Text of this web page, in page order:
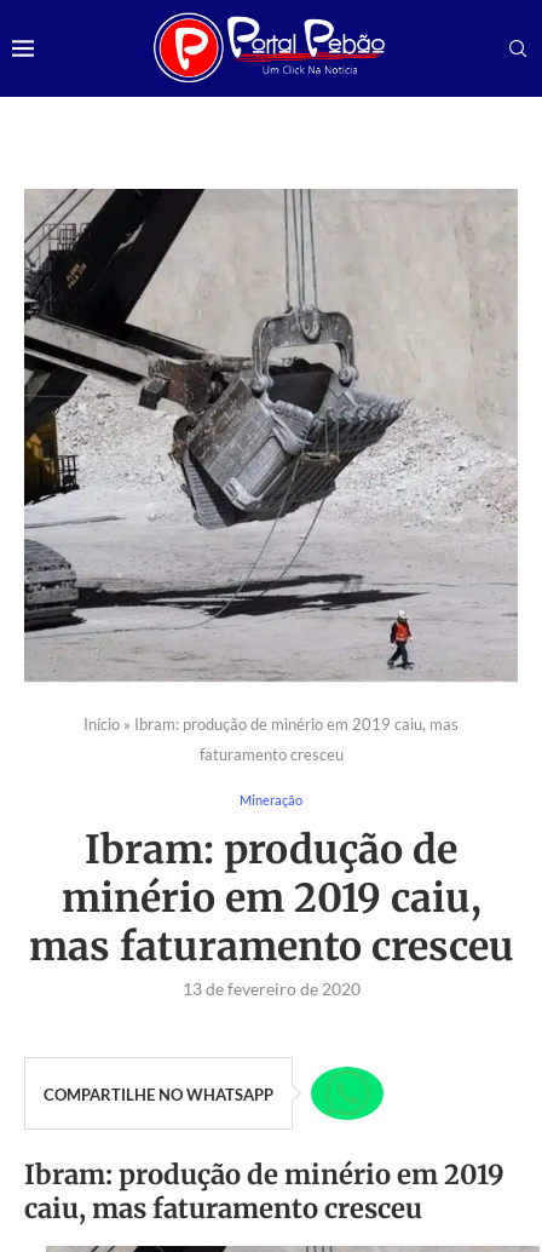
Início » Ibram: produção de minério em 2019 caiu, mas
faturamento cresceu
Mineração
Ibram: produção de
minério em 2019 caiu,
mas faturamento cresceu
13 de fevereiro de 2020
COMPARTILHE NO WHATSAPP
Ibram: produção de minério em 2019
caiu, mas faturamento cresceu